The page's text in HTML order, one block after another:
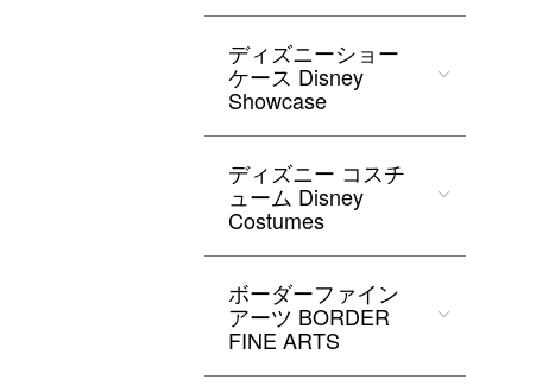
ディズニーショー
ケース Disney
Showcase
ディズニー コスチ
ューム Disney
Costumes
ボーダーファイン
アーツ BORDER
FINE ARTS